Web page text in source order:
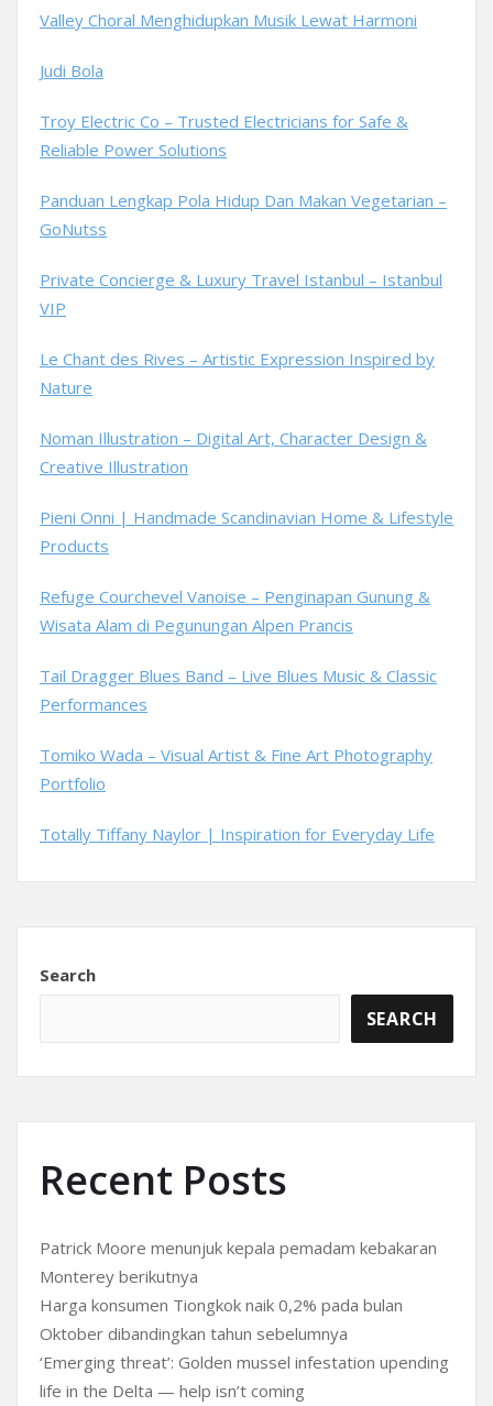
Valley Choral Menghidupkan Musik Lewat Harmoni
Judi Bola
Troy Electric Co – Trusted Electricians for Safe &
Reliable Power Solutions
Panduan Lengkap Pola Hidup Dan Makan Vegetarian –
GoNutss
Private Concierge & Luxury Travel Istanbul – Istanbul
VIP
Le Chant des Rives – Artistic Expression Inspired by
Nature
Noman Illustration – Digital Art, Character Design &
Creative Illustration
Pieni Onni | Handmade Scandinavian Home & Lifestyle
Products
Refuge Courchevel Vanoise – Penginapan Gunung &
Wisata Alam di Pegunungan Alpen Prancis
Tail Dragger Blues Band – Live Blues Music & Classic
Performances
Tomiko Wada – Visual Artist & Fine Art Photography
Portfolio
Totally Tiffany Naylor | Inspiration for Everyday Life
Search
SEARCH
Recent Posts
Patrick Moore menunjuk kepala pemadam kebakaran
Monterey berikutnya
Harga konsumen Tiongkok naik 0,2% pada bulan
Oktober dibandingkan tahun sebelumnya
‘Emerging threat’: Golden mussel infestation upending
life in the Delta — help isn’t coming